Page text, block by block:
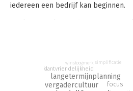
iedereen een bedrijf kan beginnen.
het allemaal niet nodig.
'ReWork' is met duidelijke taal en
vergadercultuur
langetermijnplanning
focus
klantvriendelijkheid
winstoogmerk simplificatie